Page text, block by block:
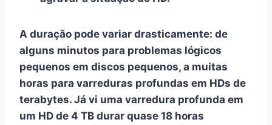
A duração pode variar drasticamente: de
alguns minutos para problemas lógicos
pequenos em discos pequenos, a muitas
horas para varreduras profundas em HDs de
terabytes. Já vi uma varredura profunda em
um HD de 4 TB durar quase 18 horas